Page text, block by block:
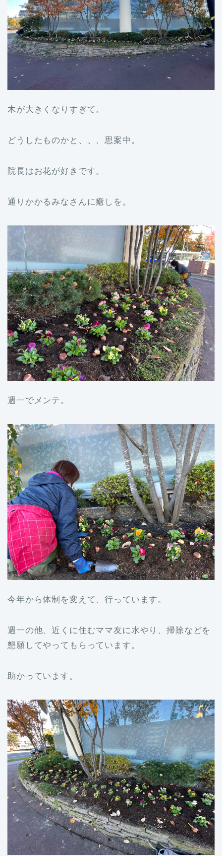
木が大きくなりすぎて。
どうしたものかと、、、思案中。
院長はお花が好きです。
通りかかるみなさんに癒しを。
週一でメンテ。
今年から体制を変えて、行っています。
週一の他、近くに住むママ友に水やり、掃除などを
懇願してやってもらっています。
助かっています。